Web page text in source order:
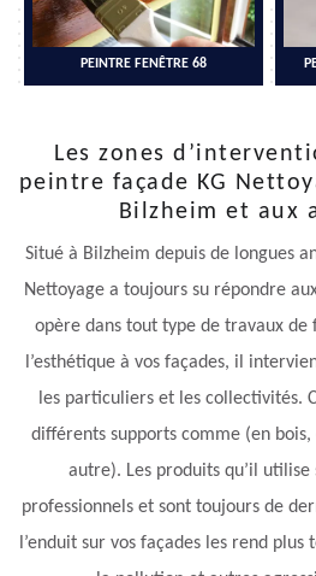
PEINTRE FENÊTRE 68
Les zones
peintre façade KG
Bilzheim et aux
Situé à Bilzheim depuis de longues
Nettoyage a toujours su répondre
opère dans tout type de travaux
l’esthétique à vos façades, il
les particuliers et les collectivités.
différents supports comme (en
autre). Les produits qu’il
professionnels et sont toujours de
l’enduit sur vos façades les rend